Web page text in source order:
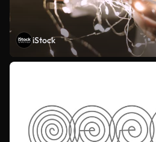
iStock